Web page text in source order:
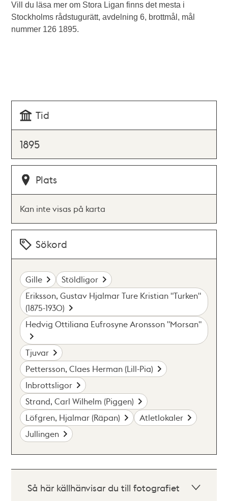
Vill du läsa mer om Stora Ligan finns det mesta i
Stockholms rådstugurätt, avdelning 6, brottmål, mål
nummer 126 1895.
Tid
1895
Plats
Kan inte visas på karta
Sökord
Gille
Stöldligor
Eriksson, Gustav Hjalmar Ture Kristian "Turken"
(1875-1930)
Hedvig Ottiliana Eufrosyne Aronsson "Morsan"
Tjuvar
Pettersson, Claes Herman (Lill-Pia)
Inbrottsligor
Strand, Carl Wilhelm (Piggen)
Löfgren, Hjalmar (Räpan)
Atletlokaler
Jullingen
Så här källhänvisar du till fotografiet